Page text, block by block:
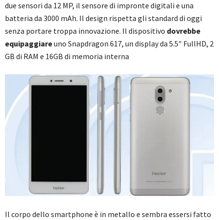
due sensori da 12 MP, il sensore di impronte digitali e una
batteria da 3000 mAh. Il design rispetta gli standard di oggi
senza portare troppa innovazione. Il dispositivo dovrebbe
equipaggiareuno Snapdragon 617, un display da 5.5″ FullHD, 2
GB di RAM e 16GB di memoria interna
Il corpo dello smartphone è in metallo e sembra essersi fatto